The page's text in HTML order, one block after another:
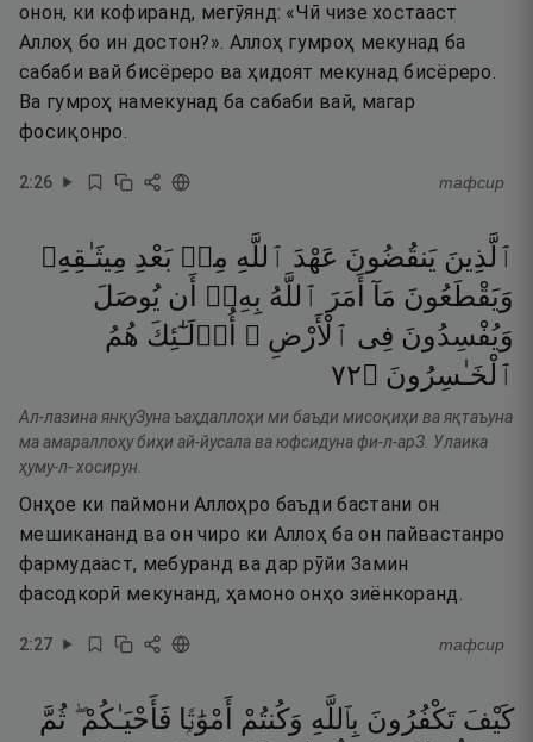
онон, ки кофиранд, мегӯянд: «Чӣ чизе хостааст
Аллоҳ бо ин достон?». Аллоҳ гумроҳ мекунад ба
сабаби вай бисёреро ва ҳидоят мекунад бисёреро.
Ва гумроҳ намекунад ба сабаби вай, магар
фосиқонро.
2:26 тафсир
ٱلَّذِينَ يَنقُضُونَ عَهْدَ ٱللَّهِ مِنۢ بَعْدِ مِيثَـٰقِهِۦ
وَيَقْطَعُونَ مَآ أَمَرَ ٱللَّهُ بِهِۦٓ أَن يُوصَلَ
وَيُفْسِدُونَ فِى ٱلْأَرْضِ ۚ أُو۟لَـٰٓئِكَ هُمُ
ٱلْخَـٰسِرُونَ ۝٢٧
Ал-лазина янқуЗуна ъаҳдаллоҳи ми баъди мисоқиҳи ва яқтаъуна
ма амараллоҳу биҳи ай-йусала ва юфсидуна фи-л-арЗ. Улаика
ҳуму-л- хосирун.
Онҳое ки паймони Аллоҳро баъди бастани он
мешикананд ва он чиро ки Аллоҳ ба он пайвастанро
фармудааст, мебуранд ва дар рӯйи Замин
фасодкорӣ мекунанд, ҳамоно онҳо зиёнкоранд.
2:27 тафсир
كَيْفَ تَكْفُرُونَ بِٱللَّهِ وَكُنتُمْ أَمْوَٰتًۭا فَأَحْيَـٰكُمْ ۖ ثُمَّ